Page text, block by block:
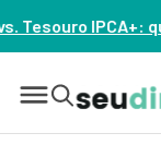
opção para o